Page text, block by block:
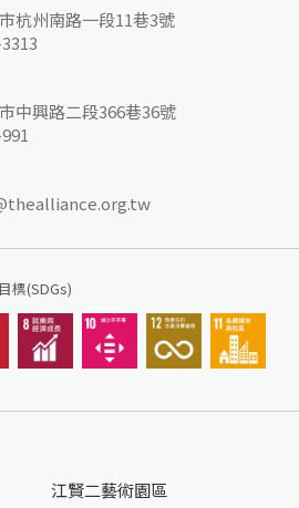
杭州南路一段11巷3號
中興路二段366巷36號
標(SDGs)
江賢二藝術園區